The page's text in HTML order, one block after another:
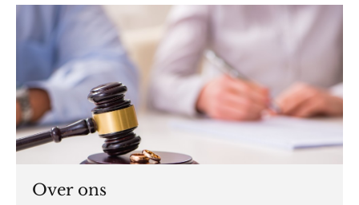
Over ons